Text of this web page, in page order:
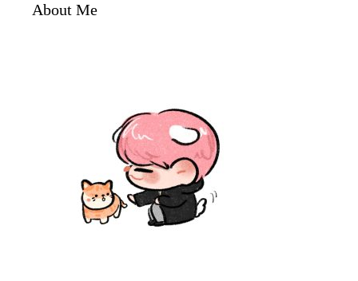
About Me